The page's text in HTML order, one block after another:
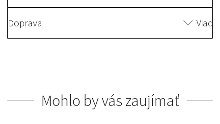
Doprava Viac
Mohlo by vás zaujímať